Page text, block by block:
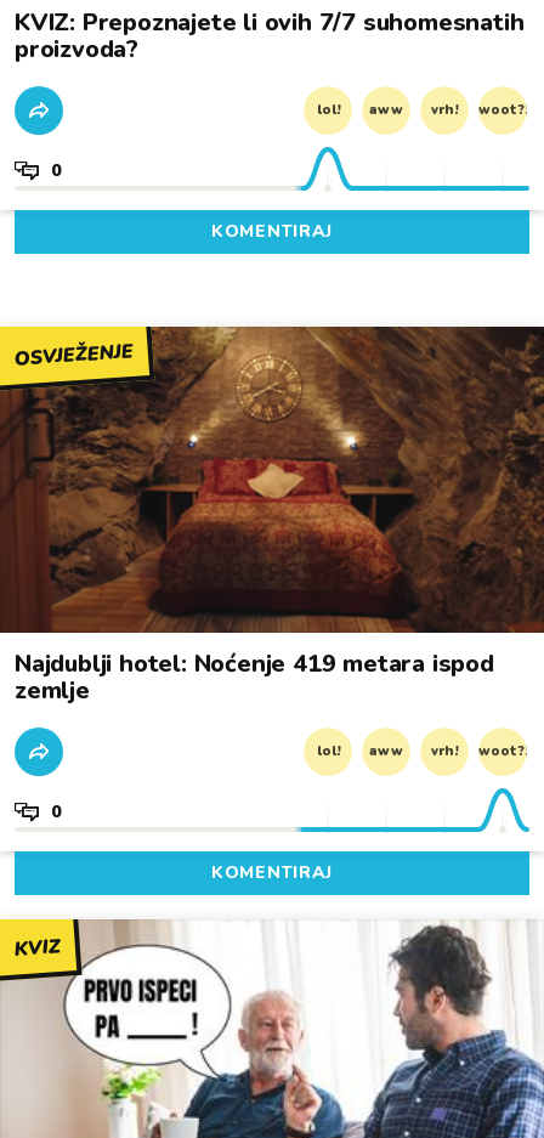
KVIZ: Prepoznajete li ovih 7/7 suhomesnatih
proizvoda?
lol! aww vrh! woot?!
0
KOMENTIRAJ
OSVJEŽENJE
Najdublji hotel: Noćenje 419 metara ispod
zemlje
lol! aww vrh! woot?!
0
KOMENTIRAJ
KVIZ